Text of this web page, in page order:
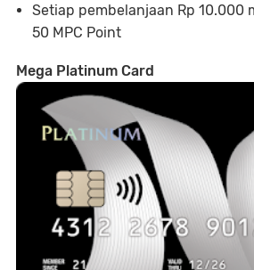
Setiap pembelanjaan Rp 10.000
50 MPC Point
Mega Platinum Card